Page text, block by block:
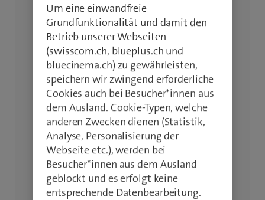
Um eine einwandfreie
Grundfunktionalität und damit den
Betrieb unserer Webseiten
(swisscom.ch, blueplus.ch und
bluecinema.ch) zu gewährleisten,
speichern wir zwingend erforderliche
Cookies auch bei Besucher*innen aus
dem Ausland. Cookie-Typen, welche
anderen Zwecken dienen (Statistik,
Analyse, Personalisierung der
Webseite etc.), werden bei
Besucher*innen aus dem Ausland
geblockt und es erfolgt keine
entsprechende Datenbearbeitung.